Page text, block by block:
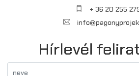
+ 36 20 255
Hírlevél